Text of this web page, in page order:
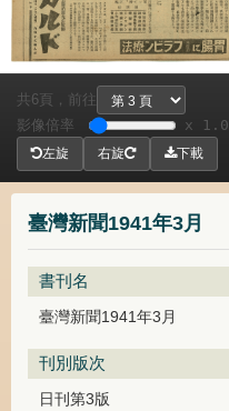
臺灣新聞1941年3月
書刊名
臺灣新聞1941年3月
刊別版次
日刊第3版
共 6頁，
前往
影像倍率
x 1.0
左旋 右旋 下載